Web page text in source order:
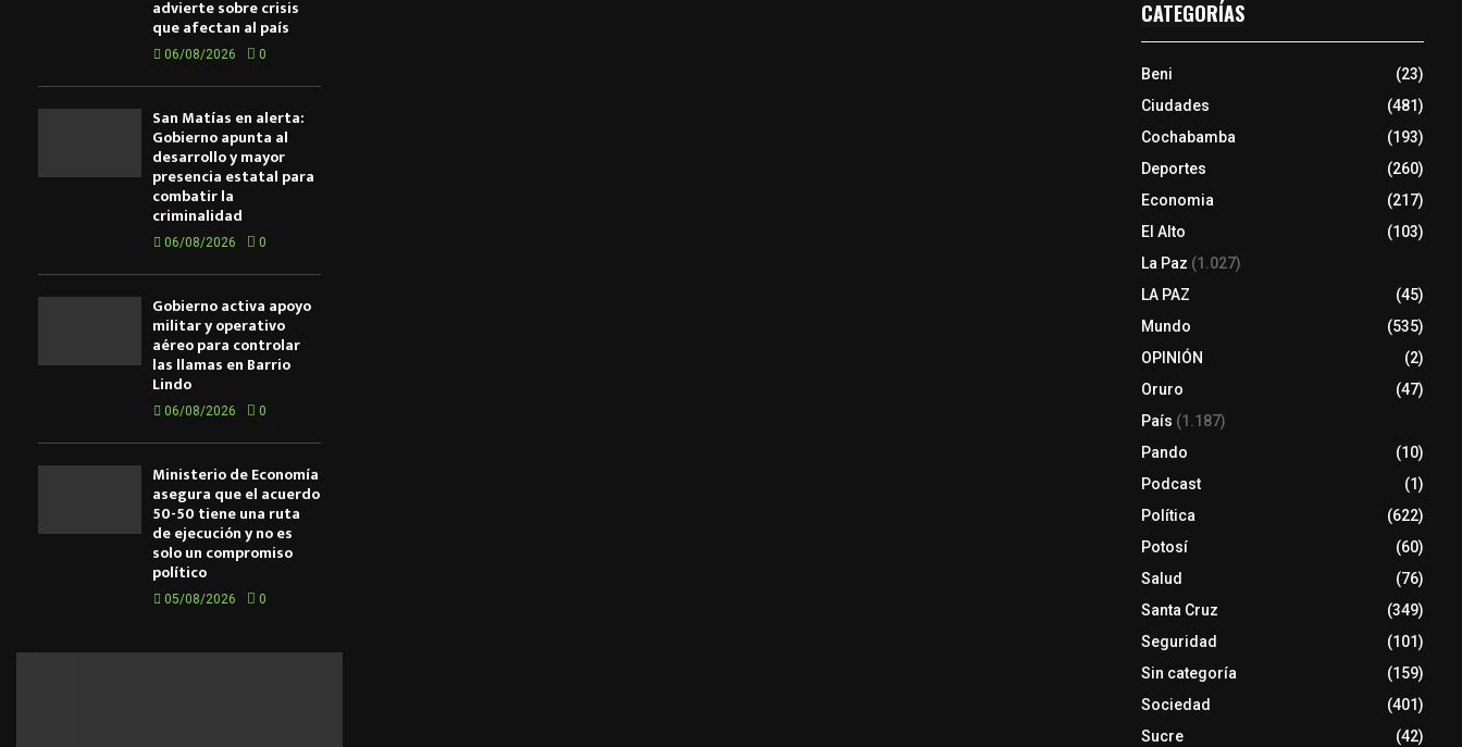
advierte sobre crisis
que afectan al país
06/08/2026 0
San Matías en alerta:
Gobierno apunta al
desarrollo y mayor
presencia estatal para
combatir la
criminalidad
06/08/2026 0
Gobierno activa apoyo
militar y operativo
aéreo para controlar
las llamas en Barrio
Lindo
06/08/2026 0
Ministerio de Economía
asegura que el acuerdo
50-50 tiene una ruta
de ejecución y no es
solo un compromiso
político
05/08/2026 0
CATEGORÍAS
Beni
(23)
Ciudades
(481)
Cochabamba
(193)
Deportes
(260)
Economia
(217)
El Alto
(103)
La Paz (1.027)
LA PAZ
(45)
Mundo
(535)
OPINIÓN
(2)
Oruro
(47)
País (1.187)
Pando
(10)
Podcast
(1)
Política
(622)
Potosí
(60)
Salud
(76)
Santa Cruz
(349)
Seguridad
(101)
Sin categoría
(159)
Sociedad
(401)
Sucre
(42)